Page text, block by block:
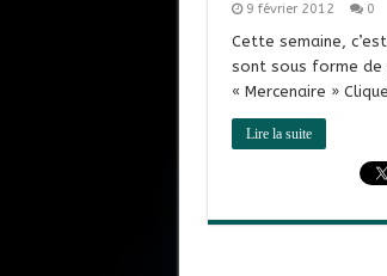
9 février 2012 0
Cette semaine,
sont sous forme de
« Mercenaire »
Lire la suite